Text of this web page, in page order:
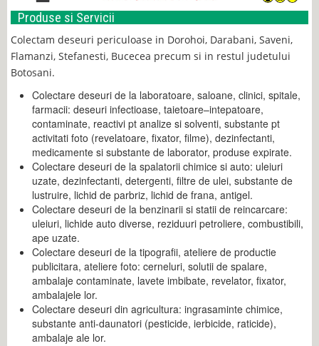
Produse si Servicii
Colectam deseuri periculoase in Dorohoi, Darabani, Saveni,
Flamanzi, Stefanesti, Bucecea precum si in restul judetului
Botosani.
Colectare deseuri de la laboratoare, saloane, clinici, spitale,
farmacii: deseuri infectioase, taietoare–intepatoare,
contaminate, reactivi pt analize si solventi, substante pt
activitati foto (revelatoare, fixator, filme), dezinfectanti,
medicamente si substante de laborator, produse expirate.
Colectare deseuri de la spalatorii chimice si auto: uleiuri
uzate, dezinfectanti, detergenti, filtre de ulei, substante de
lustruire, lichid de parbriz, lichid de frana, antigel.
Colectare deseuri de la benzinarii si statii de reincarcare:
uleiuri, lichide auto diverse, reziduuri petroliere, combustibili,
ape uzate.
Colectare deseuri de la tipografii, ateliere de productie
publicitara, ateliere foto: cerneluri, solutii de spalare,
ambalaje contaminate, lavete imbibate, revelator, fixator,
ambalajele lor.
Colectare deseuri din agricultura: ingrasaminte chimice,
substante anti-daunatori (pesticide, ierbicide, raticide),
ambalaje ale lor.